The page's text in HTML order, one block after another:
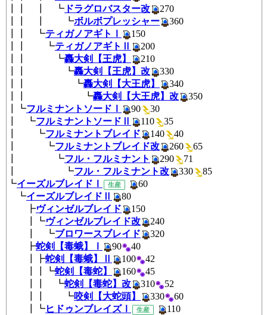
┃┃ ┃ ┗ ドラグロバスター改
270
┃┃ ┃ ┗ボルボプレッシャー
360
┃┃ ┗ティガノアギトⅠ
150
┃┃ ┗ティガノアギトⅡ
200
┃┃ ┗轟大剣【王虎】
210
┃┃ ┗轟大剣【王虎】改
330
┃┃ ┗轟大剣【大王虎】
340
┃┃ ┗轟大剣【大王虎】改
350
┃┗フルミナントソードⅠ 90
┃ ┗フルミナントソードⅡ 110
┃ ┗フルミナントブレイド 140
┃ ┗フルミナントブレイド改 260
┃ ┗フル・フルミナント 290
┃ ┗フル・フルミナント改 330
┗イーズルブレイドⅠ 生産
┗イーズルブレイドⅡ
80
┣ヴィンゼルブレイド
150
┃┗ヴィンゼルブレイド改
240
┃ ┗ブロワースブレイド
320
┣蛇剣【毒蛾】Ⅰ 90
40
┃┣蛇剣【毒蛾】Ⅱ 100
42
┃┃┗蛇剣【毒蛇】 160
45
┃┃ ┗蛇剣【毒蛇】改 310
52
┃┃ ┗咬剣【大蛇頭】 330
60
┃┗ヒドゥンブレイズⅠ 生産